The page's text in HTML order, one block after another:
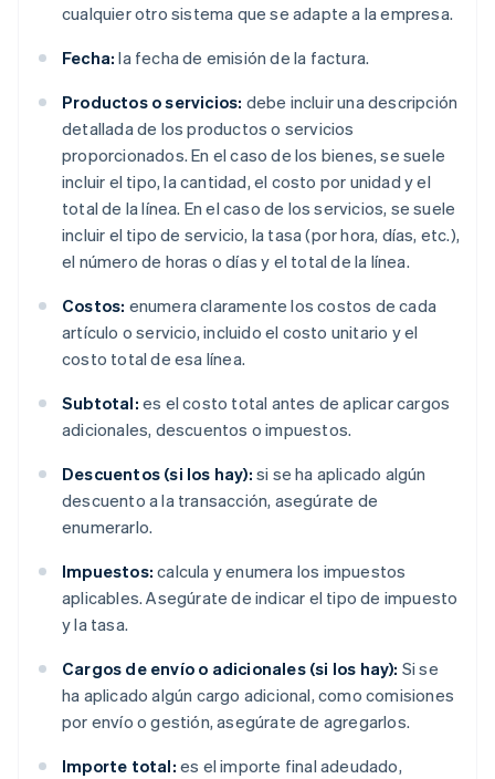
cualquier otro sistema que se adapte a la empresa.
Fecha: la fecha de emisión de la factura.
Productos o servicios: debe incluir una descripción
detallada de los productos o servicios
proporcionados. En el caso de los bienes, se suele
incluir el tipo, la cantidad, el costo por unidad y el
total de la línea. En el caso de los servicios, se suele
incluir el tipo de servicio, la tasa (por hora, días, etc.),
el número de horas o días y el total de la línea.
Costos: enumera claramente los costos de cada
artículo o servicio, incluido el costo unitario y el
costo total de esa línea.
Subtotal: es el costo total antes de aplicar cargos
adicionales, descuentos o impuestos.
Descuentos (si los hay): si se ha aplicado algún
descuento a la transacción, asegúrate de
enumerarlo.
Impuestos: calcula y enumera los impuestos
aplicables. Asegúrate de indicar el tipo de impuesto
y la tasa.
Cargos de envío o adicionales (si los hay): Si se
ha aplicado algún cargo adicional, como comisiones
por envío o gestión, asegúrate de agregarlos.
Importe total: es el importe final adeudado,